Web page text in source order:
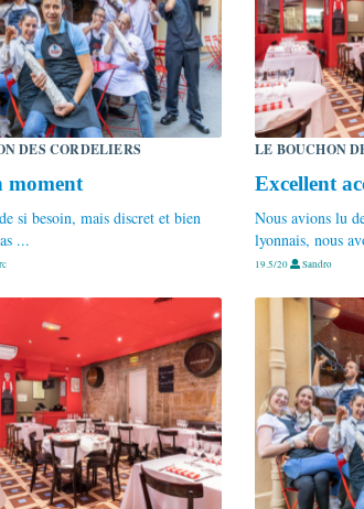
DES CORDELIERS
moment
si besoin, mais discret et bien
...
LE BOUCHON
Excellent
Nous avions lu
lyonnais, nous
19.5/20 Sandro